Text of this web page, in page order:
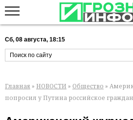
Сб, 08 августа, 18:15
Главная » НОВОСТИ » Общество »
попросил у Путина российское